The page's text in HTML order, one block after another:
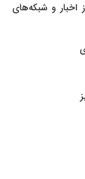
و شبکه‌های